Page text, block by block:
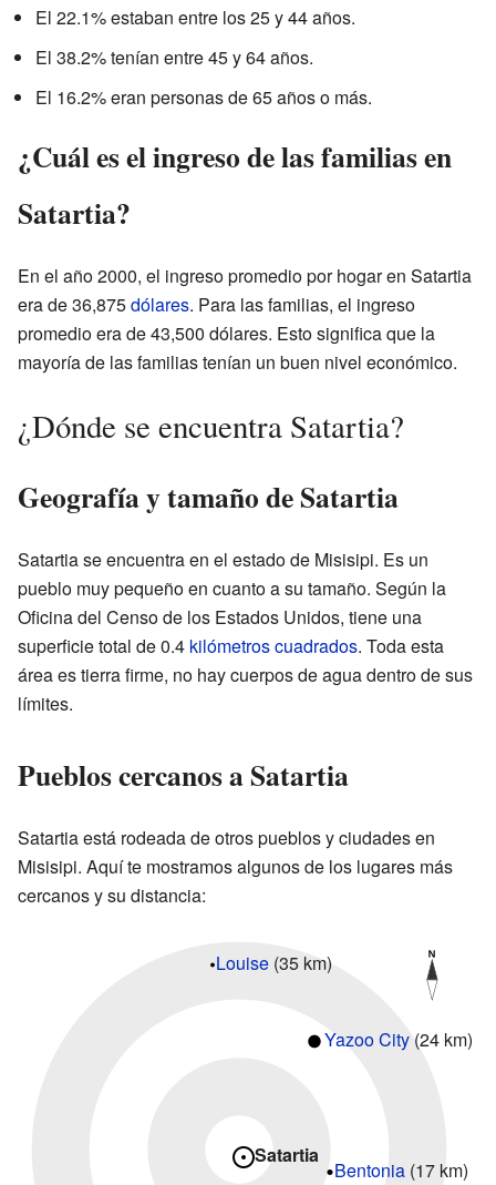
El 22.1% estaban entre los 25 y 44 años.
El 38.2% tenían entre 45 y 64 años.
El 16.2% eran personas de 65 años o más.
¿Cuál es el ingreso de las familias en
Satartia?
En el año 2000, el ingreso promedio por hogar en Satartia
era de 36,875dólares. Para las familias, el ingreso
promedio era de 43,500 dólares. Esto significa que la
mayoría de las familias tenían un buen nivel económico.
¿Dónde se encuentra Satartia?
Geografía y tamaño de Satartia
Satartia se encuentra en el estado de Misisipi. Es un
pueblo muy pequeño en cuanto a su tamaño. Según la
Oficina del Censo de los Estados Unidos, tiene una
superficie total de 0.4 kilómetros cuadrados. Toda esta
área es tierra firme, no hay cuerpos de agua dentro de sus
límites.
Pueblos cercanos a Satartia
Satartia está rodeada de otros pueblos y ciudades en
Misisipi. Aquí te mostramos algunos de los lugares más
cercanos y su distancia:
Satartia
Bentonia(17 km)
Louise(35 km)
Yazoo City (24 km)